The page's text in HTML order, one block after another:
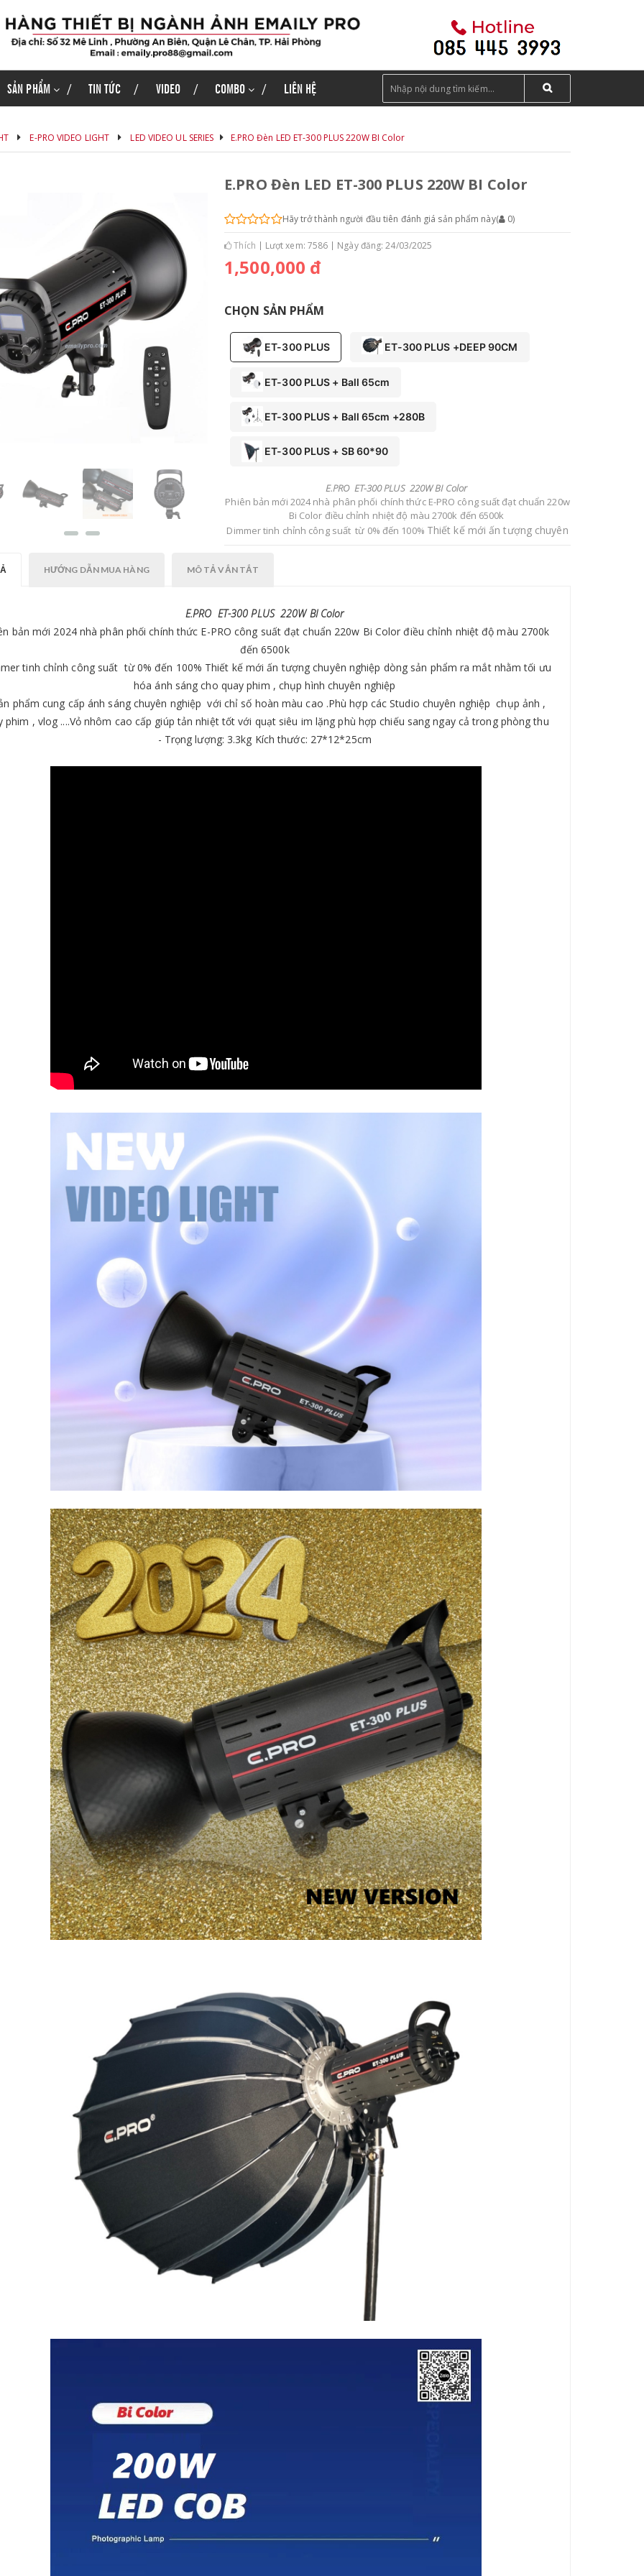
SẢN PHẨM TIN TỨC VIDEO COMBO LIÊN HỆ
E-PRO VIDEO LIGHT LED VIDEO UL SERIES E.PRO Đèn LED ET-300 PLUS 220W BI Color
E.PRO Đèn LED ET-300 PLUS 220W BI Color
Hãy trở thành người đầu tiên đánh giá sản phẩm này( 0)
Thích Lượt xem: 7586 Ngày đăng: 24/03/2025
1,500,000 đ
CHỌN SẢN PHẨM
ET-300 PLUS ET-300 PLUS +DEEP 90CM
ET-300 PLUS + Ball 65cm
ET-300 PLUS + Ball 65cm +280B
ET-300 PLUS + SB 60*90
E.PRO ET-300 PLUS 220W BI Color
Phiên bản mới 2024 nhà phân phối chính thức E-PRO công suất đạt chuẩn 220w
Bi Color điều chỉnh nhiệt độ màu 2700k đến 6500k
Dimmer tinh chỉnh công suất từ 0% đến 100% Thiết kế mới ấn tượng chuyên
Sản phẩm cung cấp ánh sáng chuyên nghiệp với chỉ số hoàn màu cao
nhôm cao cấp giúp tản nhiệt tốt với quạt siêu im lặng phù hợp chiếu sang
HƯỚNG DẪN MUA HÀNG MÔ TẢ VẮN TẮT
E.PRO ET-300 PLUS 220W BI Color
bản mới 2024 nhà phân phối chính thức E-PRO công suất đạt chuẩn 220w Bi Color điều chỉnh nhiệt độ màu 2700k
đến 6500k
tinh chỉnh công suất từ 0% đến 100% Thiết kế mới ấn tượng chuyên nghiệp dòng sản phẩm ra mắt nhằm tối ưu
hóa ánh sáng cho quay phim , chụp hình chuyên nghiệp
phẩm cung cấp ánh sáng chuyên nghiệp với chỉ số hoàn màu cao .Phù hợp các Studio chuyên nghiệp chụp ảnh ,
phim , vlog ....Vỏ nhôm cao cấp giúp tản nhiệt tốt với quạt siêu im lặng phù hợp chiếu sang ngay cả trong phòng thu
- Trọng lượng: 3.3kg Kích thước: 27*12*25cm